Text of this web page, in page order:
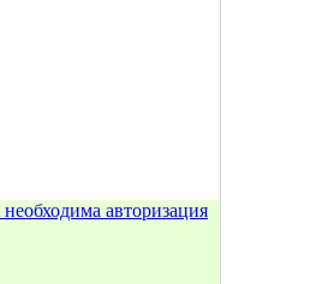
авторизация